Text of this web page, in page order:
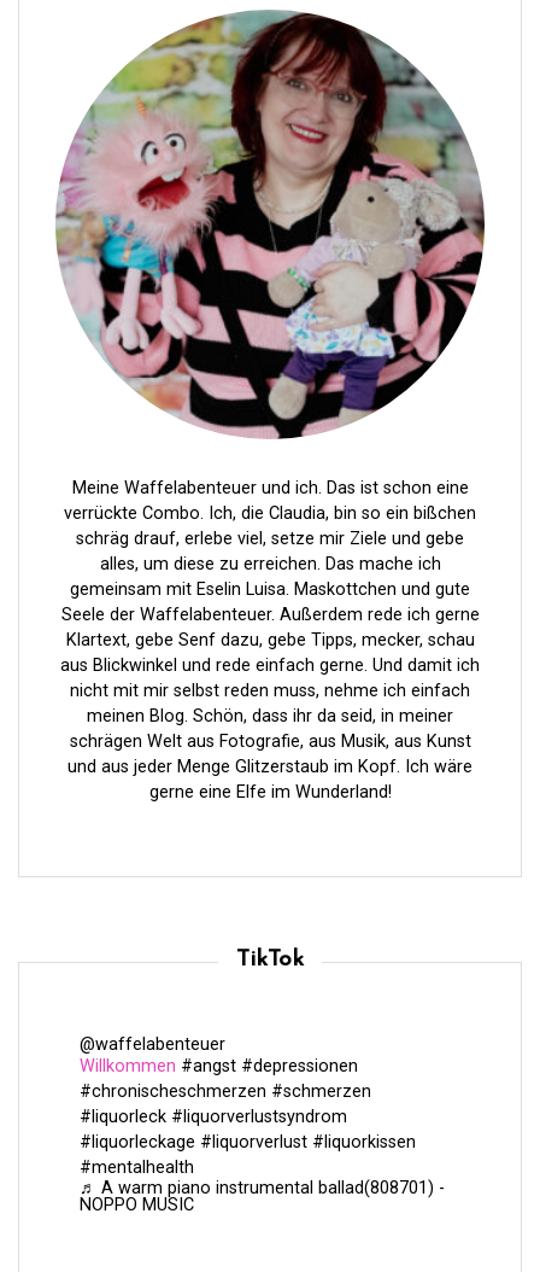
Meine Waffelabenteuer und ich. Das ist schon eine
verrückte Combo. Ich, die Claudia, bin so ein bißchen
schräg drauf, erlebe viel, setze mir Ziele und gebe
alles, um diese zu erreichen. Das mache ich
gemeinsam mit Eselin Luisa. Maskottchen und gute
Seele der Waffelabenteuer. Außerdem rede ich gerne
Klartext, gebe Senf dazu, gebe Tipps, mecker, schau
aus Blickwinkel und rede einfach gerne. Und damit ich
nicht mit mir selbst reden muss, nehme ich einfach
meinen Blog. Schön, dass ihr da seid, in meiner
schrägen Welt aus Fotografie, aus Musik, aus Kunst
und aus jeder Menge Glitzerstaub im Kopf. Ich wäre
gerne eine Elfe im Wunderland!
TikTok
@waffelabenteuer
Willkommen #angst #depressionen
#chronischeschmerzen #schmerzen
#liquorleck #liquorverlustsyndrom
#liquorleckage #liquorverlust #liquorkissen
#mentalhealth
♬ A warm piano instrumental ballad(808701) -
NOPPO MUSIC